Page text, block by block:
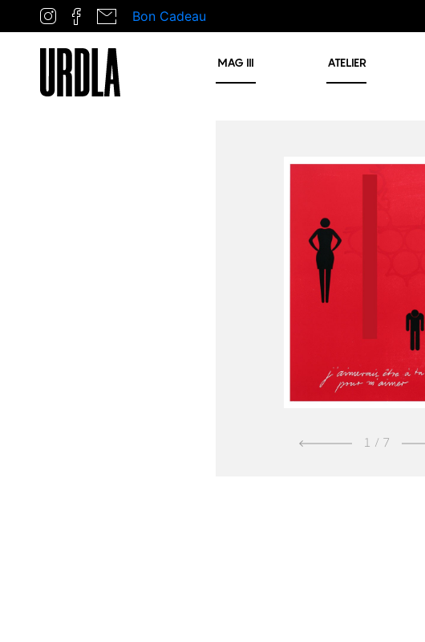
Bon Cadeau
MAG III ATELIER
1 / 7